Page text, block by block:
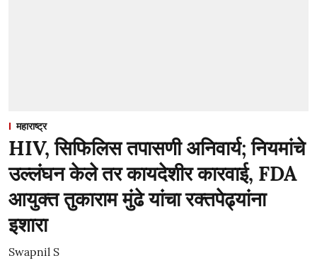
महाराष्ट्र
HIV, सिफिलिस तपासणी अनिवार्य; नियमांचे
उल्लंघन केले तर कायदेशीर कारवाई, FDA
आयुक्त तुकाराम मुंढे यांचा रक्तपेढ्यांना
इशारा
Swapnil S